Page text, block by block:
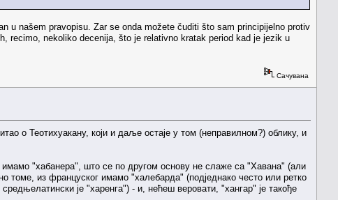
u našem pravopisu. Zar se onda možete čuditi što sam principijelno protiv
recimo, nekoliko decenija, što je relativno kratak period kad je jezik u
Сачувана
о Теотихуакану, који и даље остаје у том (неправилном?) облику, и
"хабанера", што се по другом основу не слаже са "Хавана" (али
из француског имамо "халебарда" (подједнако често или ретко
је "харенга") - и, нећеш веровати, "хангар" је такође